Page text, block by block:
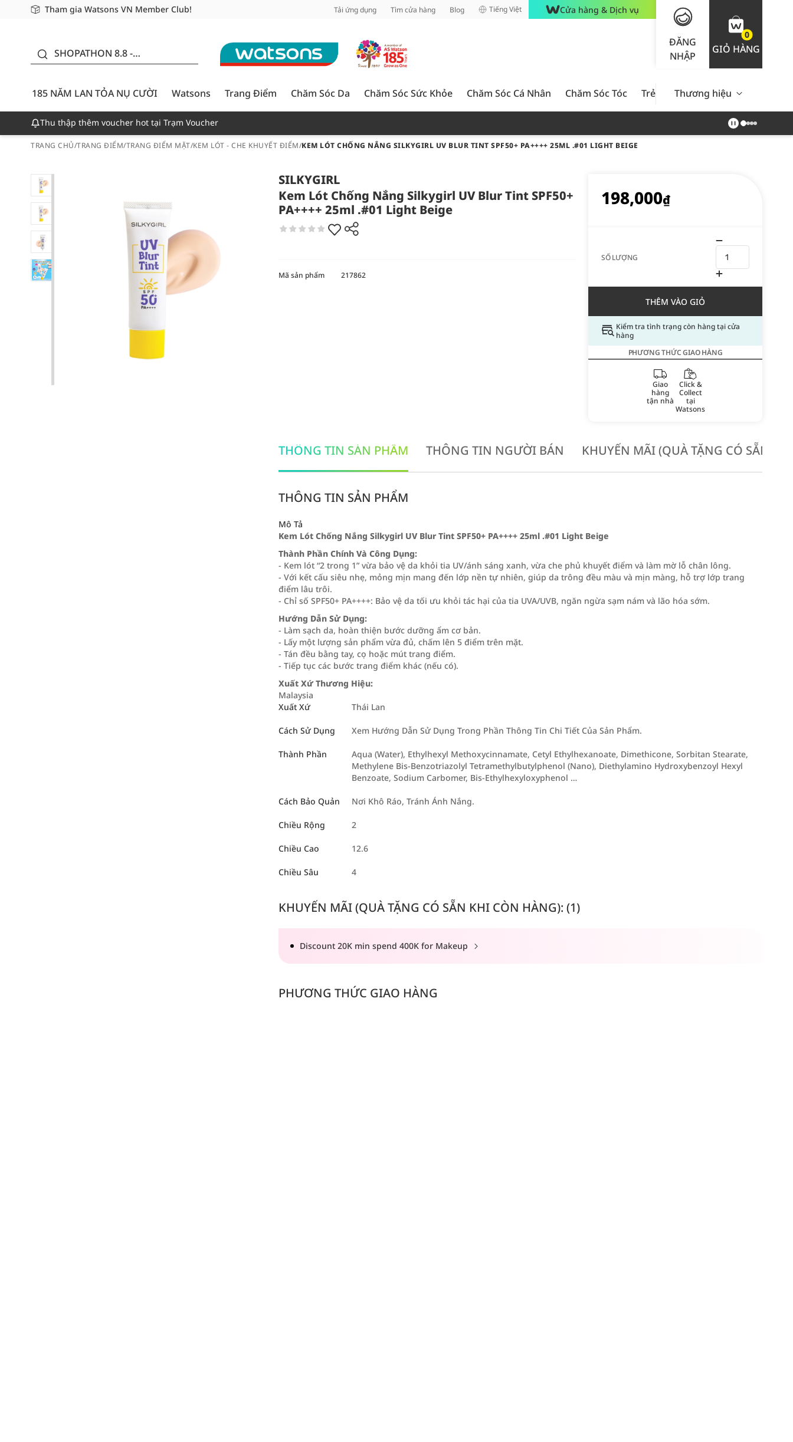
Tham gia Watsons VN Member Club!
Miễn phí giao hàng cho đơn hàng từ 249,000Đ
Giao hàng nhanh 24h - Áp dụng khu vực TP. Hồ Chí Minh Tải ứng dụng Tìm cửa hàng Blog Tiếng Việt Cửa hàng & Dịch vụ
ĐĂNG
NHẬP
0
GIỎ HÀNG
SHOPATHON 8.8 -
CƯỜI - GIẢM ĐẾN
50%
185 NĂM LAN TỎA NỤ CƯỜI
Watsons Trang Điểm Chăm Sóc Da Chăm Sóc Sức Khỏe Chăm Sóc Cá Nhân Chăm Sóc Tóc Trẻ Em Nam Giới Chăm Sóc
Thương hiệu
Thu thập thêm voucher hot tại Trạm Voucher
TRANG CHỦ/TRANG ĐIỂM/TRANG ĐIỂM MẶT/KEM LÓT - CHE KHUYẾT ĐIỂM/KEM LÓT CHỐNG NẮNG SILKYGIRL UV BLUR TINT SPF50+ PA++++ 25ML .#01 LIGHT BEIGE
SILKYGIRL
Kem Lót Chống Nắng Silkygirl UV Blur Tint SPF50+
PA++++ 25ml .#01 Light Beige
198,000₫
SỐ LƯỢNG
THÊM VÀO GIỎ
Kiểm tra tình trạng còn hàng tại cửa
hàng
PHƯƠNG THỨC GIAO HÀNG
Giao
hàng
tận nhà
Click &
Collect
tại
Watsons
Mã sản phẩm 217862
THÔNG TIN SẢN PHẨM THÔNG TIN NGƯỜI BÁN KHUYẾN MÃI (QUÀ TẶNG CÓ SẴN
THÔNG TIN SẢN PHẨM
Mô Tả
Kem Lót Chống Nắng Silkygirl UV Blur Tint SPF50+ PA++++ 25ml .#01 Light Beige
Thành Phần Chính Và Công Dụng:
- Kem lót “2 trong 1” vừa bảo vệ da khỏi tia UV/ánh sáng xanh, vừa che phủ khuyết điểm và làm mờ lỗ chân lông.
- Với kết cấu siêu nhẹ, mỏng mịn mang đến lớp nền tự nhiên, giúp da trông đều màu và mịn màng, hỗ trợ lớp trang
điểm lâu trôi.
- Chỉ số SPF50+ PA++++: Bảo vệ da tối ưu khỏi tác hại của tia UVA/UVB, ngăn ngừa sạm nám và lão hóa sớm.
Hướng Dẫn Sử Dụng:
- Làm sạch da, hoàn thiện bước dưỡng ẩm cơ bản.
- Lấy một lượng sản phẩm vừa đủ, chấm lên 5 điểm trên mặt.
- Tán đều bằng tay, cọ hoặc mút trang điểm.
- Tiếp tục các bước trang điểm khác (nếu có).
Xuất Xứ Thương Hiệu:
Malaysia
Xuất Xứ
Thái Lan
Cách Sử Dụng Xem Hướng Dẫn Sử Dụng Trong Phần Thông Tin Chi Tiết Của Sản Phẩm.
Thành Phần
Aqua (Water), Ethylhexyl Methoxycinnamate, Cetyl Ethylhexanoate, Dimethicone, Sorbitan Stearate,
Methylene Bis-Benzotriazolyl Tetramethylbutylphenol (Nano), Diethylamino Hydroxybenzoyl Hexyl
Benzoate, Sodium Carbomer, Bis-Ethylhexyloxyphenol …
Cách Bảo Quản Nơi Khô Ráo, Tránh Ánh Nắng.
Chiều Rộng 2
Chiều Cao 12.6
Chiều Sâu 4
KHUYẾN MÃI (QUÀ TẶNG CÓ SẴN KHI CÒN HÀNG): (1)
Discount 20K min spend 400K for Makeup
PHƯƠNG THỨC GIAO HÀNG